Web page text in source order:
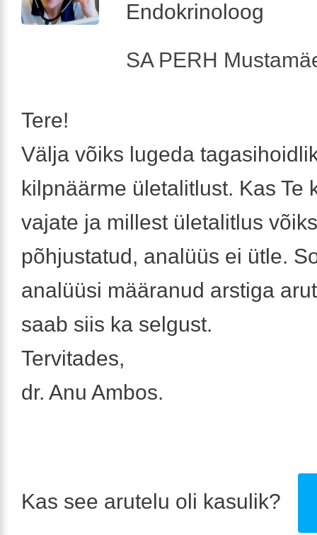
Endokrinoloog
SA PERH
Tere!
Välja võiks lugeda
kilpnäärme ületalitlust. Kas Te
vajate ja millest ületalitlus
põhjustatud, analüüs ei ütle.
analüüsi määranud arstiga
saab siis ka selgust.
Tervitades,
dr. Anu Ambos.
Kas see arutelu oli kasulik?